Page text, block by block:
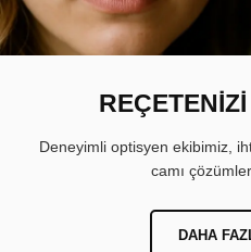
Deneyimli optisyen ekibimiz,
camı
DAHA